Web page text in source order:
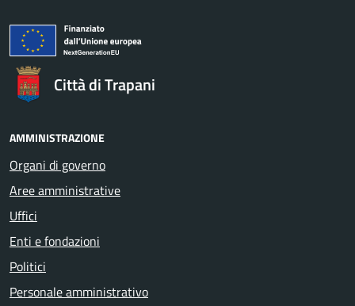
Città di Trapani
AMMINISTRAZIONE
Organi di governo
Aree amministrative
Uffici
Enti e fondazioni
Politici
Personale amministrativo